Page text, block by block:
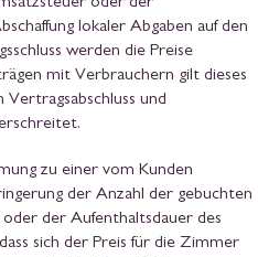
lokaler Abgaben auf den
werden die Preise
mit Verbrauchern gilt dieses
und
zu einer vom Kunden
der Anzahl der gebuchten
der Aufenthaltsdauer des
sich der Preis für die Zimmer